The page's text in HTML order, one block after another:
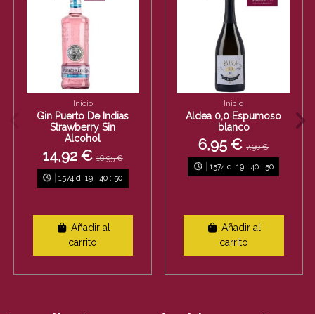
Inicio
Gin Puerto De Indias
Strawberry Sin
Alcohol
14,92 € 16,95 €
1574 d. 19 :40 :50
Añadir al
carrito
Inicio
Aldea 0,0 Espumoso
blanco
6,95 €7,90 €
1574d. 19: 40: 50
Añadir al
carrito